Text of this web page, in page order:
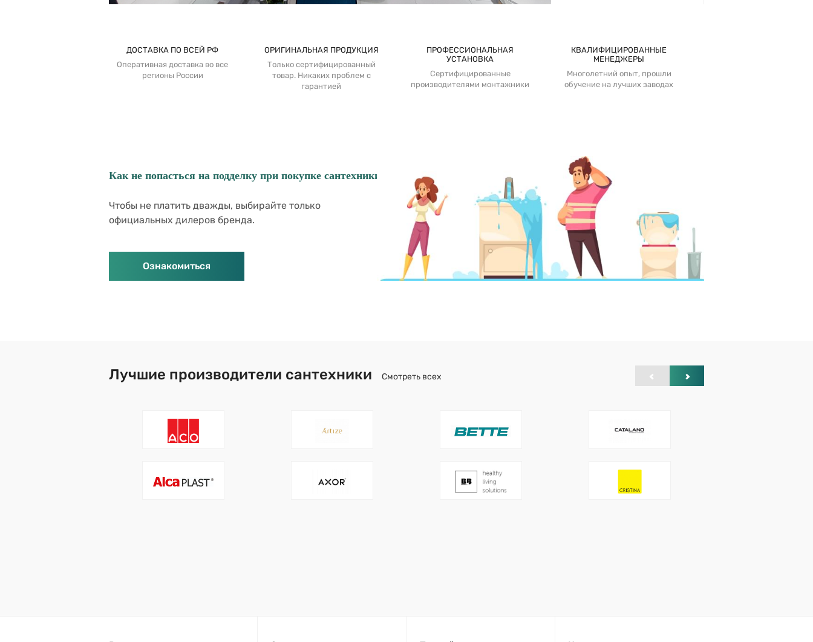
ДОСТАВКА ПО ВСЕЙ РФ
Оперативная доставка во все
регионы России
ОРИГИНАЛЬНАЯ ПРОДУКЦИЯ
Только сертифицированный
товар. Никаких проблем с
гарантией
ПРОФЕССИОНАЛЬНАЯ
УСТАНОВКА
Сертифицированные
производителями монтажники
КВАЛИФИЦИРОВАННЫЕ
МЕНЕДЖЕРЫ
Многолетний опыт, прошли
обучение на лучших заводах
Как не попасться на подделку при покупке сантехники?
Чтобы не платить дважды, выбирайте только
официальных дилеров бренда.
Ознакомиться
Лучшие производители сантехники Смотреть всех